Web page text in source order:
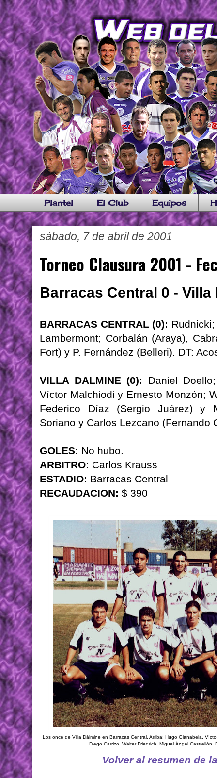
Plantel El Club Equipos
sábado, 7 de abril de 2001
Torneo Clausura 2001 -
Barracas Central 0 - Villa
BARRACAS CENTRAL (0):
Lambermont; Corbalán (Araya),
Fort) y P. Fernández (Belleri). DT:
VILLA DALMINE (0): Daniel
Víctor Malchiodi y Ernesto Monzón;
Federico Díaz (Sergio Juárez) y
Soriano y Carlos Lezcano (Fernando
GOLES: No hubo.
ARBITRO: Carlos Krauss
ESTADIO: Barracas Central
RECAUDACION: $ 390
Los once de Villa Dálmine en Barracas Central. Arriba: Hugo Gianabela,
Diego Carrizo, Walter Friedrich, Miguel Ángel
Volver al resumen de